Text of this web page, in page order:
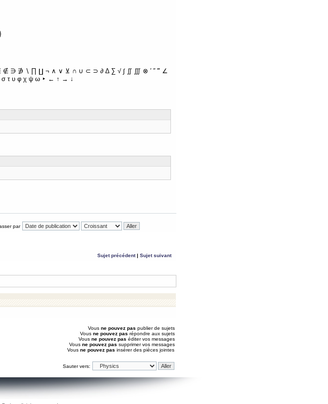
∋ ∌ ∖ ∏ ∐ ¬ ∧ ∨ ⊻ ∩ ∪ ⊂ ⊃ ∂ Δ ∑ √ ∫ ∬ ∭ ⊗ ′ ″ ‴ ∠
σ τ υ φ χ ψ ω ‣ ← ↑ → ↓
par
Sujet précédent| Sujet suivant
Vous ne pouvez pas publier de sujets
Vous ne pouvez pas répondre aux sujets
Vous ne pouvez pas éditer vos messages
Vous ne pouvez pas supprimer vos messages
Vous ne pouvez pas insérer des pièces jointes
Sauter vers: